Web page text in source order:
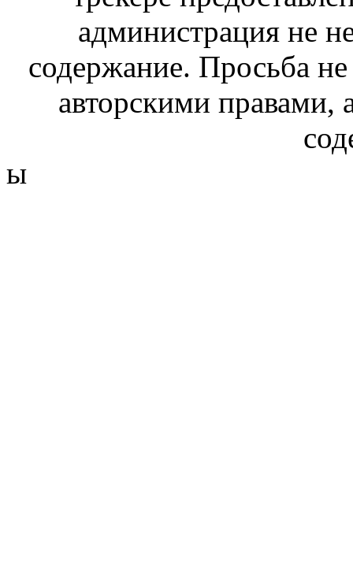
администрация не
содержание. Просьба
авторскими правами,
ы